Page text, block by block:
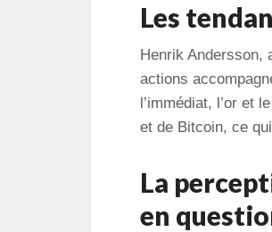
Les
Henrik Andersson,
actions
l’immédiat, l’or et
et de Bitcoin, ce
La
en